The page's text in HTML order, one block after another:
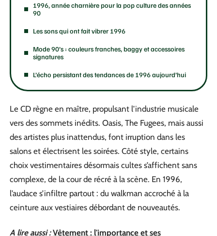
1996, année charnière pour la pop culture des années
90
Les sons qui ont fait vibrer 1996
Mode 90’s : couleurs franches, baggy et accessoires
signatures
L’écho persistant des tendances de 1996 aujourd’hui
Le CD règne en maître, propulsant l’industrie musicale
vers des sommets inédits. Oasis, The Fugees, mais aussi
des artistes plus inattendus, font irruption dans les
salons et électrisent les soirées. Côté style, certains
choix vestimentaires désormais cultes s’affichent sans
complexe, de la cour de récré à la scène. En 1996,
l’audace s’infiltre partout : du walkman accroché à la
ceinture aux vestiaires débordant de nouveautés.
A lire aussi : Vêtement : l'importance et ses